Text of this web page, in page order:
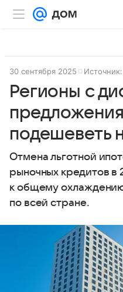
30 сентября 2025 Источник:
Регионы с
подешеветь
Отмена льготной
рыночных кредитов в
к общему
по всей стране.